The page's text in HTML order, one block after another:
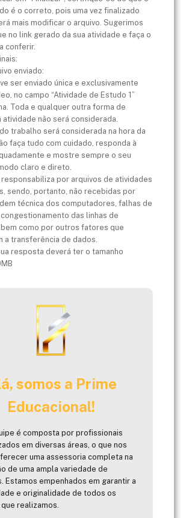
é o correto, pois uma vez finalizado
mais modificar o arquivo. Sugerimos
no link gerado da sua atividade e faça o
conferir.
enviado:
ser enviado única e exclusivamente
no campo “Atividade de Estudo 1”
Toda e qualquer outra forma de
não será considerada.
trabalho será considerada na hora da
faça tudo com cuidado, responda à
e mostre sempre o seu
claro e direto.
responsabiliza por arquivos de atividades
sendo, portanto, não recebidas por
técnica dos computadores, falhas de
das linhas de
bem como por outros fatores que
a transferência de dados.
resposta deverá ter o tamanho
somos a Prime
Educacional!
é composta por profissionais
em diversas áreas, o que nos
uma assessoria completa na
de uma ampla variedade de
Estamos empenhados em garantir a
e originalidade de todos os
realizamos.